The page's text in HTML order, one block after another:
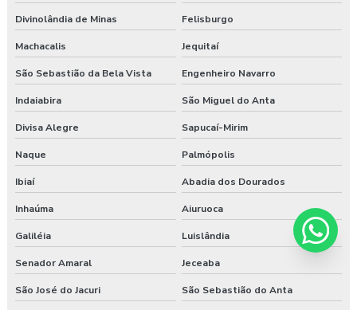
Divinolândia de Minas Felisburgo
Machacalis Jequitaí
São Sebastião da Bela Vista Engenheiro Navarro
Indaiabira São Miguel do Anta
Divisa Alegre Sapucaí-Mirim
Naque Palmópolis
Ibiaí Abadia dos Dourados
Inhaúma Aiuruoca
Galiléia Luislândia
Senador Amaral Jeceaba
São José do Jacuri São Sebastião do Anta